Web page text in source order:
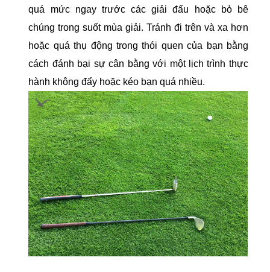
quá mức ngay trước các giải đấu hoặc bỏ bê
chúng trong suốt mùa giải. Tránh đi trên và xa hơn
hoặc quá thụ động trong thói quen của bạn bằng
cách đánh bại sự cân bằng với một lịch trình thực
hành không đẩy hoặc kéo bạn quá nhiều.